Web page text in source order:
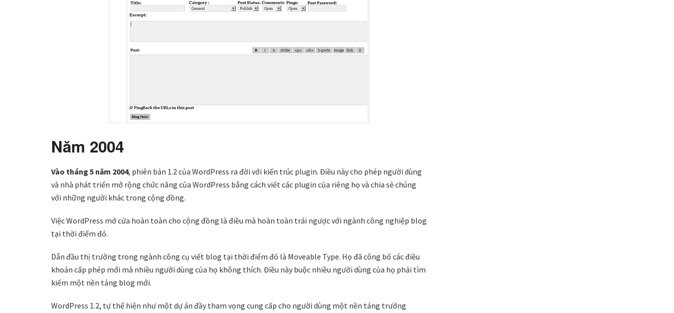
Năm 2004
Vào tháng 5 năm 2004, phiên bản 1.2 của WordPress ra đời với kiến ​​trúc plugin. Điều này cho phép người dùng
và nhà phát triển mở rộng chức năng của WordPress bằng cách viết các plugin của riêng họ và chia sẻ chúng
với những người khác trong cộng đồng.
Việc WordPress mở cửa hoàn toàn cho cộng đồng là điều mà hoàn toàn trái ngược với ngành công nghiệp blog
tại thời điểm đó.
Dẫn đầu thị trường trong ngành công cụ viết blog tại thời điểm đó là Moveable Type. Họ đã công bố các điều
khoản cấp phép mới mà nhiều người dùng của họ không thích. Điều này buộc nhiều người dùng của họ phải tìm
kiếm một nền tảng blog mới.
WordPress 1.2, tự thể hiện như một dự án đầy tham vọng cung cấp cho người dùng một nền tảng trưởng